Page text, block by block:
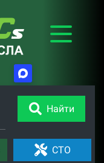
Найти
СТО